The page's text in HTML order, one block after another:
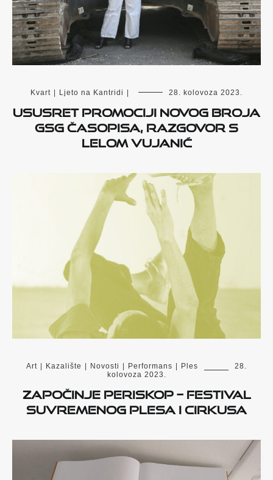
Kvart | Ljeto na Kantridi | 28. kolovoza 2023.
Ususret promociji novog broja
GSG časopisa, razgovor s
Lelom Vujanić
Art | Kazalište | Novosti | Performans | Ples
28.
kolovoza 2023.
Započinje PERISKOP – festival
suvremenog plesa i cirkusa